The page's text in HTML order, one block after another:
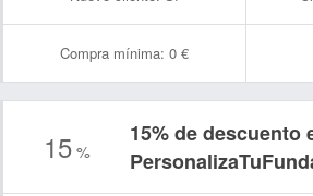
Compra mínima: 0 €
15 %
15% de descuento